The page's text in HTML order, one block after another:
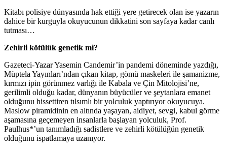
Kitabı polisiye dünyasında hak ettiği yere getirecek olan ise yazarın
dahice bir kurguyla okuyucunun dikkatini son sayfaya kadar canlı
tutması…
Zehirli kötülük genetik mi?
Gazeteci-Yazar Yasemin Candemir’in pandemi döneminde yazdığı,
Müptela Yayınları’ndan çıkan kitap, gömü maskeleri ile şamanizme,
kırmızı ipin görünmez varlığı ile Kabala ve Çin Mitolojisi’ne,
gerilimli olduğu kadar, dünyanın büyücüler ve şeytanlara emanet
olduğunu hissettiren tılsımlı bir yolculuk yaptırıyor okuyucuya.
Maslow piramidinin en altında yaşayan, aidiyet, sevgi, kabul görme
aşamasına geçemeyen insanlarla başlayan yolculuk, Prof.
Paulhus*’un tanımladığı sadistlere ve zehirli kötülüğün genetik
olduğunu ispatlamaya uzanıyor.